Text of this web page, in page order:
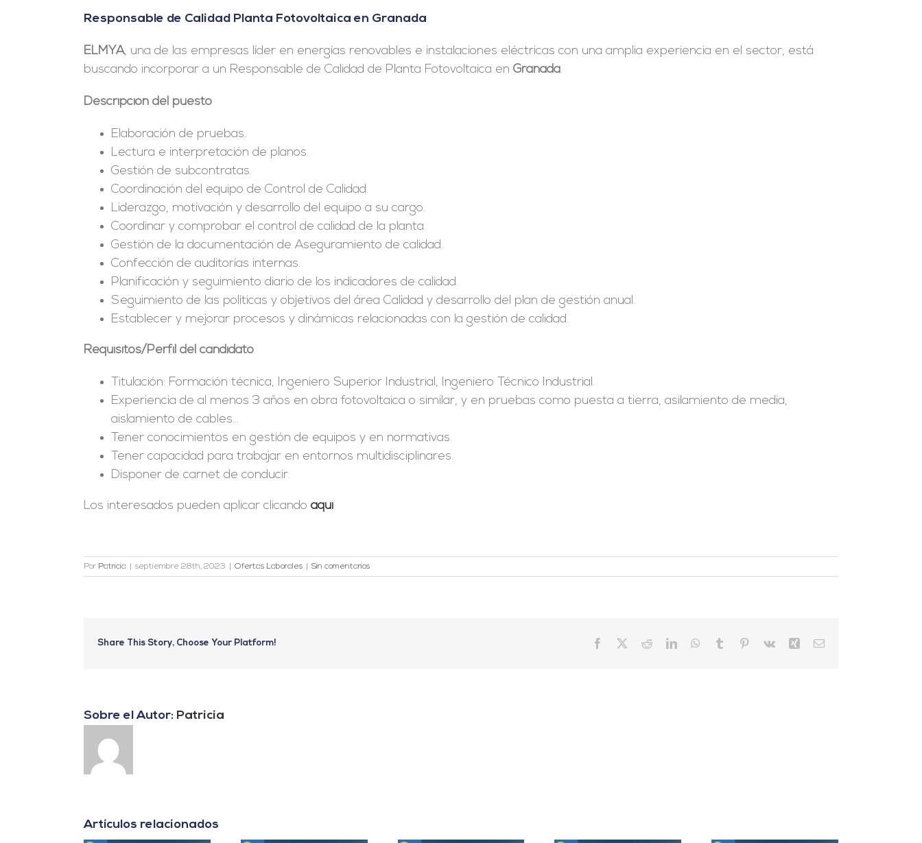
Responsable de Calidad Planta Fotovoltaica en Granada
ELMYA, una de las empresas líder en energías renovables e instalaciones eléctricas con una amplia experiencia en el sector, está
buscando incorporar a un Responsable de Calidad de Planta Fotovoltaica en Granada.
Descripción del puesto
Elaboración de pruebas.
Lectura e interpretación de planos.
Gestión de subcontratas.
Coordinación del equipo de Control de Calidad.
Liderazgo, motivación y desarrollo del equipo a su cargo.
Coordinar y comprobar el control de calidad de la planta.
Gestión de la documentación de Aseguramiento de calidad.
Confección de auditorías internas.
Planificación y seguimiento diario de los indicadores de calidad.
Seguimiento de las políticas y objetivos del área Calidad y desarrollo del plan de gestión anual.
Establecer y mejorar procesos y dinámicas relacionadas con la gestión de calidad.
Requisitos/Perfil del candidato
Titulación: Formación técnica, Ingeniero Superior Industrial, Ingeniero Técnico Industrial.
Experiencia de al menos 3 años en obra fotovoltaica o similar, y en pruebas como puesta a tierra, asilamiento de media,
aislamiento de cables…
Tener conocimientos en gestión de equipos y en normativas.
Tener capacidad para trabajar en entornos multidisciplinares.
Disponer de carnet de conducir.
Los interesados pueden aplicar clicando aquí
Por Patricia septiembre 28th, 2023 Ofertas Laborales Sin comentarios
Share This Story, Choose Your Platform! Facebook RedditLinkedInWhatsApp
Tumblr Pinterest
Vk Xing Correo
Sobre el Autor: Patricia
Artículos relacionados